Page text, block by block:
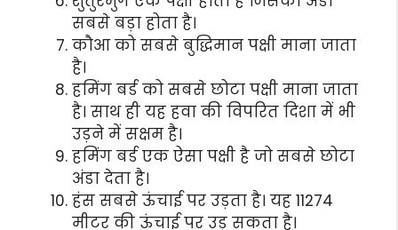
सबसे बड़ा होता है।
कौआ को सबसे बुद्धिमान पक्षी माना जाता
है।
हमिंग बर्ड को सबसे छोटा पक्षी माना जाता
है। साथ ही यह हवा की विपरित दिशा में भी
उड़ने में सक्षम है।
हमिंग बर्ड एक ऐसा पक्षी है जो सबसे छोटा
अंडा देता है।
हंस सबसे ऊंचाई पर उड़ता है। यह 11274
मीटर की ऊंचाई पर उड़ सकता है।